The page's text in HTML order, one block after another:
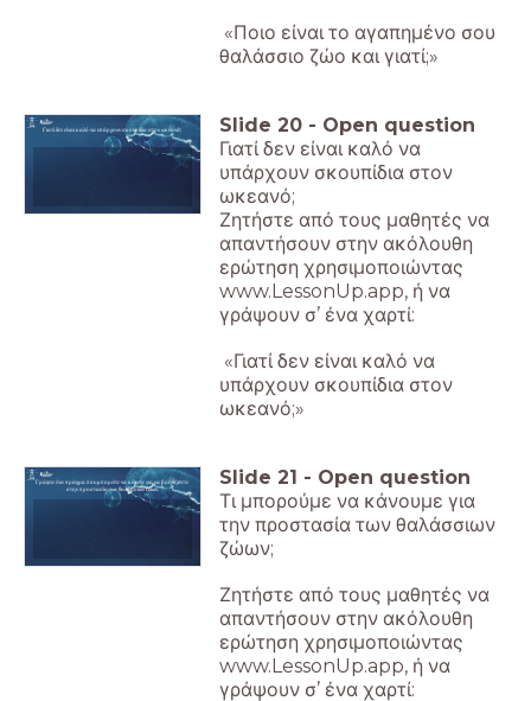
«Ποιο είναι το αγαπημένο σου
θαλάσσιο ζώο και γιατί;»
Γιατί δεν είναι καλό να υπάρχουν σκουπίδια στον ωκεανό; Slide 20 - Open question
Γιατί δεν είναι καλό να
υπάρχουν σκουπίδια στον
ωκεανό;
Ζητήστε από τους μαθητές να
απαντήσουν στην ακόλουθη
ερώτηση χρησιμοποιώντας
www.LessonUp.app, ή να
γράψουν σ’ ένα χαρτί:
«Γιατί δεν είναι καλό να
υπάρχουν σκουπίδια στον
ωκεανό;»
Γράψτε ένα πράγμα που μπορείτε να κάνετε για να βοηθήσετε
στην προστασία των θαλάσσιων ζώων.
Slide 21 - Open question
Τι μπορούμε να κάνουμε για
την προστασία των θαλάσσιων
ζώων;
Ζητήστε από τους μαθητές να
απαντήσουν στην ακόλουθη
ερώτηση χρησιμοποιώντας
www.LessonUp.app, ή να
γράψουν σ’ ένα χαρτί: